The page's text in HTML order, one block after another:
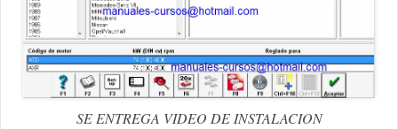
SE ENTREGA VIDEO DE INSTALACION